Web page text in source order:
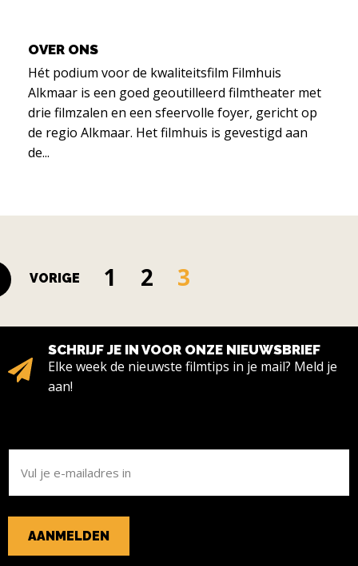
OVER ONS
Hét podium voor de kwaliteitsfilm Filmhuis
Alkmaar is een goed geoutilleerd filmtheater met
drie filmzalen en een sfeervolle foyer, gericht op
de regio Alkmaar. Het filmhuis is gevestigd aan
de...
VORIGE 1 2 3
SCHRIJF JE IN VOOR ONZE NIEUWSBRIEF
Elke week de nieuwste filmtips in je mail? Meld je
aan!
MAILADRES